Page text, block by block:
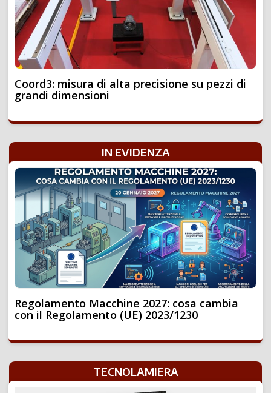
Coord3: misura di alta precisione su pezzi di
grandi dimensioni
IN EVIDENZA
Regolamento Macchine 2027: cosa cambia
con il Regolamento (UE) 2023/1230
TECNOLAMIERA